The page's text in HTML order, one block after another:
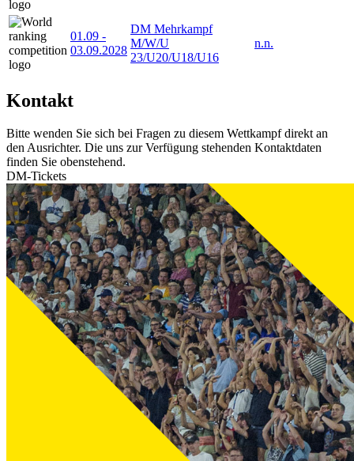
01.09 -
03.09.2028
DM Mehrkampf
M/W/U
23/U20/U18/U16
n.n.
Kontakt
Bitte wenden Sie sich bei Fragen zu diesem Wettkampf direkt an
den Ausrichter. Die uns zur Verfügung stehenden Kontaktdaten
finden Sie obenstehend.
DM-Tickets